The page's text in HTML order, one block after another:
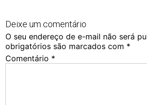
Deixe um comentário
O seu endereço de e-mail não será
obrigatórios são marcados com *
Comentário *